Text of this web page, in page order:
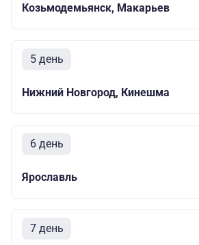
Козьмодемьянск, Макарьев
5 день
Нижний Новгород, Кинешма
6 день
Ярославль
7 день